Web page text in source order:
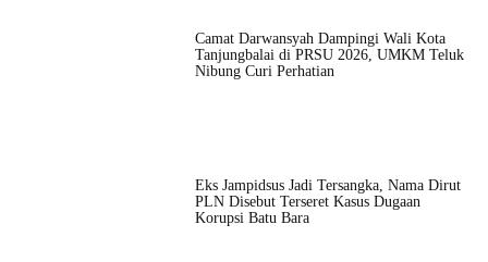
Camat Darwansyah Dampingi Wali Kota
Tanjungbalai di PRSU 2026, UMKM Teluk
Nibung Curi Perhatian
Eks Jampidsus Jadi Tersangka, Nama Dirut
PLN Disebut Terseret Kasus Dugaan
Korupsi Batu Bara